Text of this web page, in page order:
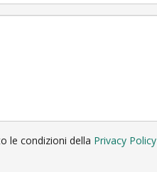
le condizioni della Privacy Policy